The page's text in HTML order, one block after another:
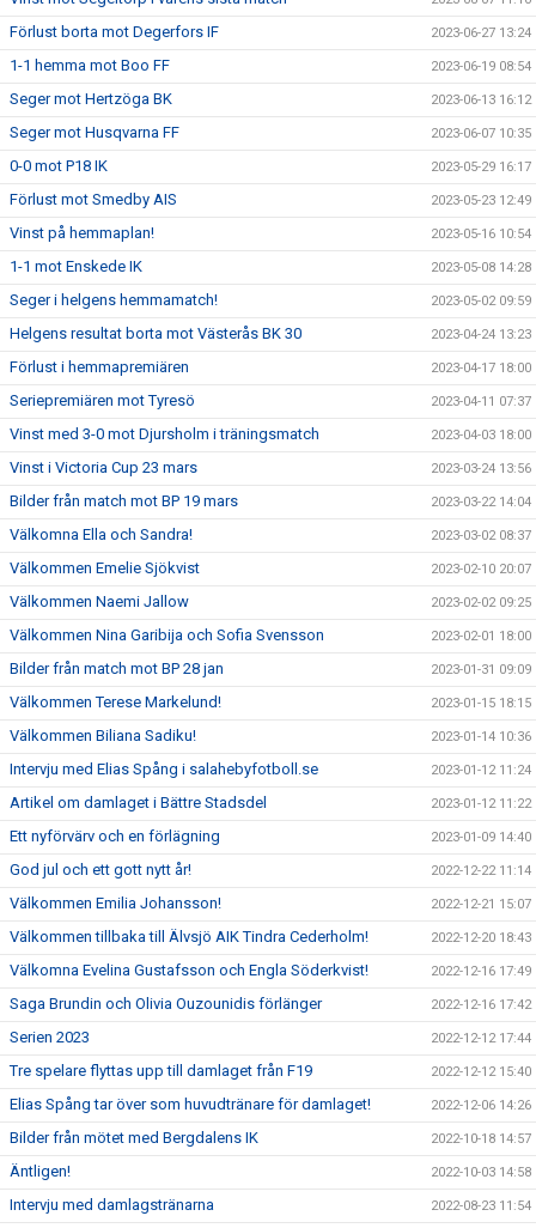
Förlust borta mot Degerfors IF 2023-06-27 13:24
1-1 hemma mot Boo FF 2023-06-19 08:54
Seger mot Hertzöga BK 2023-06-13 16:12
Seger mot Husqvarna FF 2023-06-07 10:35
0-0 mot P18 IK 2023-05-29 16:17
Förlust mot Smedby AIS 2023-05-23 12:49
Vinst på hemmaplan! 2023-05-16 10:54
1-1 mot Enskede IK 2023-05-08 14:28
Seger i helgens hemmamatch! 2023-05-02 09:59
Helgens resultat borta mot Västerås BK 30 2023-04-24 13:23
Förlust i hemmapremiären 2023-04-17 18:00
Seriepremiären mot Tyresö 2023-04-11 07:37
Vinst med 3-0 mot Djursholm i träningsmatch 2023-04-03 18:00
Vinst i Victoria Cup 23 mars 2023-03-24 13:56
Bilder från match mot BP 19 mars 2023-03-22 14:04
Välkomna Ella och Sandra! 2023-03-02 08:37
Välkommen Emelie Sjökvist 2023-02-10 20:07
Välkommen Naemi Jallow 2023-02-02 09:25
Välkommen Nina Garibija och Sofia Svensson 2023-02-01 18:00
Bilder från match mot BP 28 jan 2023-01-31 09:09
Välkommen Terese Markelund! 2023-01-15 18:15
Välkommen Biliana Sadiku! 2023-01-14 10:36
Intervju med Elias Spång i salahebyfotboll.se 2023-01-12 11:24
Artikel om damlaget i Bättre Stadsdel 2023-01-12 11:22
Ett nyförvärv och en förlägning 2023-01-09 14:40
God jul och ett gott nytt år! 2022-12-22 11:14
Välkommen Emilia Johansson! 2022-12-21 15:07
Välkommen tillbaka till Älvsjö AIK Tindra Cederholm! 2022-12-20 18:43
Välkomna Evelina Gustafsson och Engla Söderkvist! 2022-12-16 17:49
Saga Brundin och Olivia Ouzounidis förlänger 2022-12-16 17:42
Serien 2023 2022-12-12 17:44
Tre spelare flyttas upp till damlaget från F19 2022-12-12 15:40
Elias Spång tar över som huvudtränare för damlaget! 2022-12-06 14:26
Bilder från mötet med Bergdalens IK 2022-10-18 14:57
Äntligen! 2022-10-03 14:58
Intervju med damlagstränarna 2022-08-23 11:54